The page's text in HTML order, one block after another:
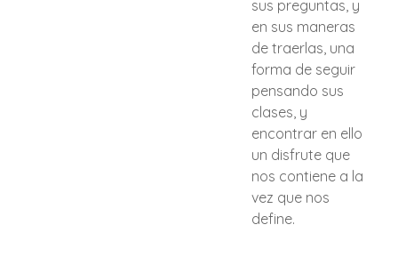
sus preguntas, y
en sus maneras
de traerlas, una
forma de seguir
pensando sus
clases, y
encontrar en ello
un disfrute que
nos contiene a la
vez que nos
define.